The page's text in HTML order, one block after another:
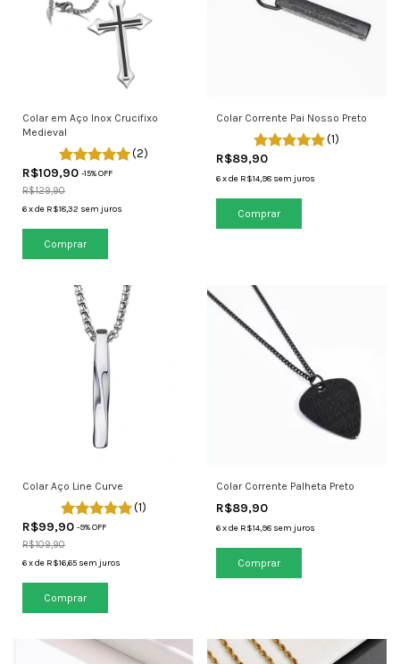
Colar em Aço Inox Crucifixo
Medieval
(2)
R$109,90 -15% OFF
R$129,90
6xde R$18,32 sem juros
Colar Corrente Pai Nosso Preto
(1)
R$89,90
6 xde R$14,98 sem juros
Colar Aço Line Curve
(1)
R$99,90 -9% OFF
R$109,90
6xde R$16,65 sem juros
Colar Corrente Palheta Preto
R$89,90
6 xde R$14,98 sem juros